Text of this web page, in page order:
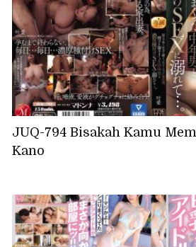
JUQ-794 Bisakah Kamu
Kano